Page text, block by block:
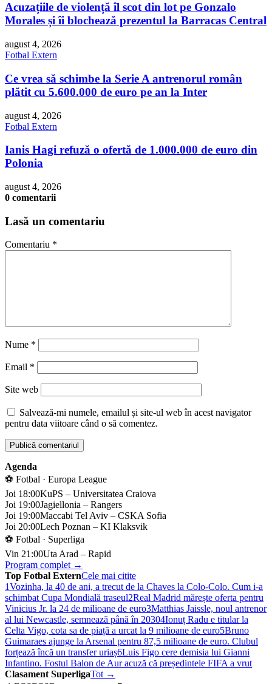
Acuzațiile de violență îl scot din lot pe Gonzalo
Morales și îi blochează prezentul la Barracas Central
august 4, 2026
Fotbal Extern
Ce vrea să schimbe la Serie A antrenorul român
plătit cu 5.600.000 de euro pe an la Inter
august 4, 2026
Fotbal Extern
Ianis Hagi refuză o ofertă de 1.000.000 de euro din
Polonia
august 4, 2026
0 comentarii
Lasă un comentariu
Comentariu *
Nume *
Email *
Site web
Salvează-mi numele, emailul și site-ul web în acest navigator
pentru data viitoare când o să comentez.
Agenda
⚽ Fotbal · Europa League
Joi 18:00KuPS – Universitatea Craiova
Joi 19:00Jagiellonia – Rangers
Joi 19:00Maccabi Tel Aviv – CSKA Sofia
Joi 20:00Lech Poznan – KI Klaksvik
⚽ Fotbal · Superliga
Vin 21:00Uta Arad – Rapid
Program complet →
Top Fotbal ExternCele mai citite
1Vozinha, la 40 de ani, a trecut de la Chaves la Colo-Colo. Cum i-a
schimbat Cupa Mondială traseul2Real Madrid mărește oferta pentru
Vinicius Jr. la 24 de milioane de euro3Matthias Jaissle, noul antrenor
al lui Newcastle, semnează până în 20304Ionuț Radu e titular la
Celta Vigo, cota sa de piață a urcat la 9 milioane de euro5Bruno
Guimaraes ajunge la Arsenal pentru 87,5 milioane de euro. Clubul
forțează încă un transfer uriaș6Luis Figo cere demisia lui Gianni
Infantino. Fostul Balon de Aur acuză că președintele FIFA a vrut
Clasament SuperligaTot →